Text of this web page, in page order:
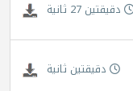
دقيقتين 27 ثانية
دقيقتين ثانية